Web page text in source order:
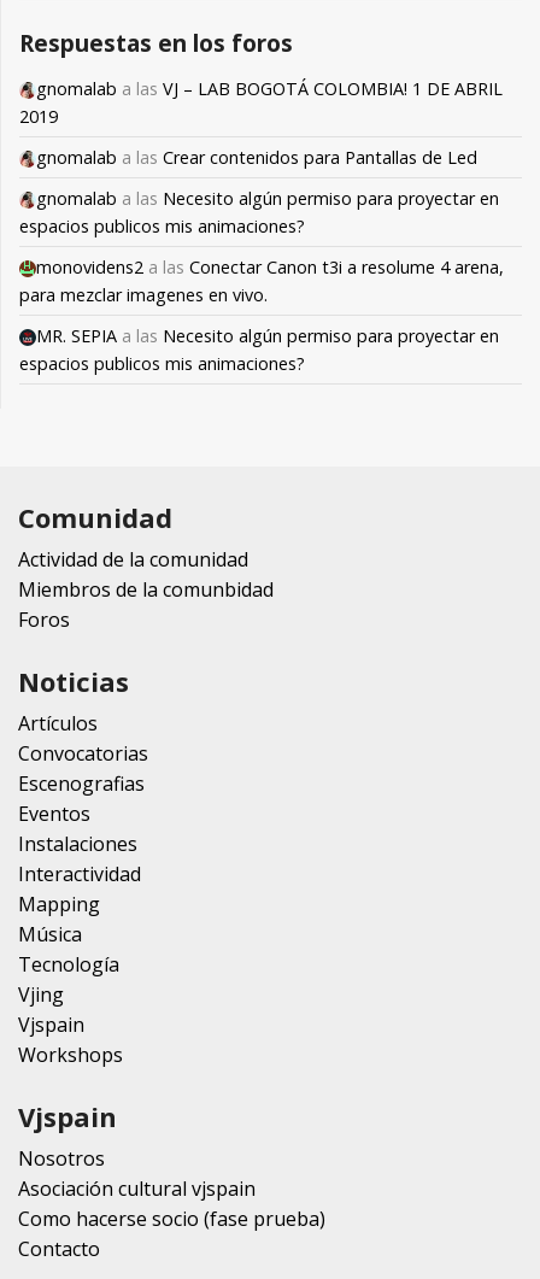
Respuestas en los foros
gnomalab a las VJ – LAB BOGOTÁ COLOMBIA! 1 DE ABRIL
2019
gnomalab a las Crear contenidos para Pantallas de Led
gnomalab a las Necesito algún permiso para proyectar en
espacios publicos mis animaciones?
monovidens2 a las Conectar Canon t3i a resolume 4 arena,
para mezclar imagenes en vivo.
MR. SEPIA a las Necesito algún permiso para proyectar en
espacios publicos mis animaciones?
Comunidad
Actividad de la comunidad
Miembros de la comunbidad
Foros
Noticias
Artículos
Convocatorias
Escenografias
Eventos
Instalaciones
Interactividad
Mapping
Música
Tecnología
Vjing
Vjspain
Workshops
Vjspain
Nosotros
Asociación cultural vjspain
Como hacerse socio (fase prueba)
Contacto